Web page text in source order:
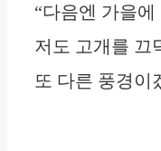
“다음엔 가을에
저도 고개를 끄
또 다른 풍경이